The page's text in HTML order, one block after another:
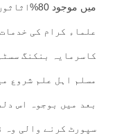
میں موجود
علماء کرام کی
کاسرمایہ بنکنگ
مسلم اہل علم شروع
بعد میں بوجوہ اس
سپورٹ کرنے والی وہ